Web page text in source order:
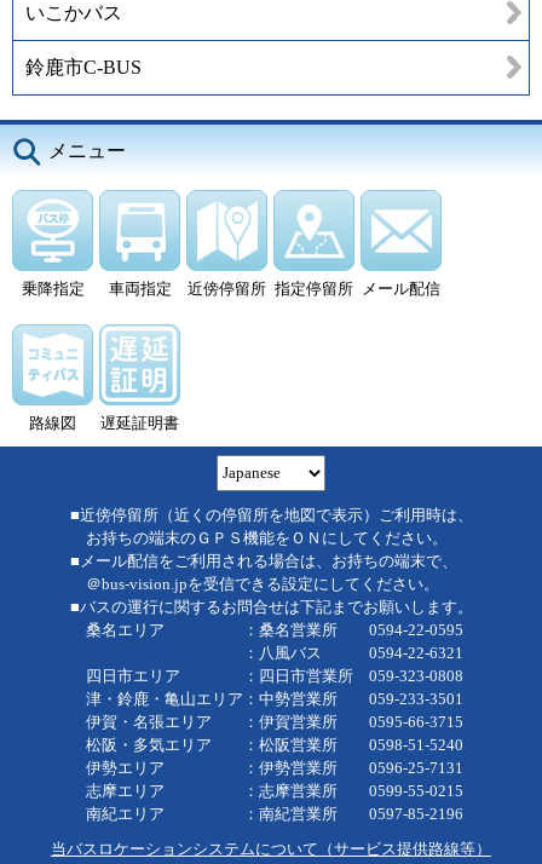
いこかバス
鈴鹿市C-BUS
メニュー
乗降指定 車両指定 近傍停留所 指定停留所 メール配信
路線図 遅延証明書
■近傍停留所（近くの停留所を地図で表示）ご利用時は、
お持ちの端末のＧＰＳ機能をＯＮにしてください。
■メール配信をご利用される場合は、お持ちの端末で、
＠bus-vision.jpを受信できる設定にしてください。
■バスの運行に関するお問合せは下記までお願いします。
桑名エリア ：桑名営業所 0594-22-0595
：八風バス 0594-22-6321
四日市エリア ：四日市営業所 059-323-0808
津・鈴鹿・亀山エリア：中勢営業所 059-233-3501
伊賀・名張エリア ：伊賀営業所 0595-66-3715
松阪・多気エリア ：松阪営業所 0598-51-5240
伊勢エリア ：伊勢営業所 0596-25-7131
志摩エリア ：志摩営業所 0599-55-0215
南紀エリア ：南紀営業所 0597-85-2196
当バスロケーションシステムについて（サービス提供路線等）